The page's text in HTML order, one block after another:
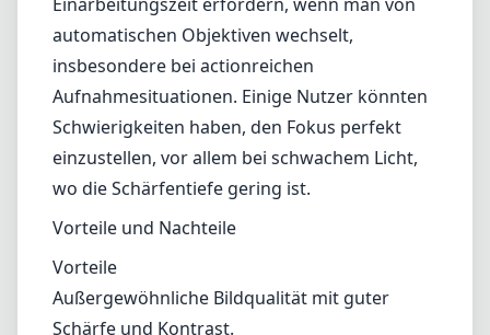
Außergewöhnliche Bildqualität mit guter
Schärfe und Kontrast.
Schöne Farbwiedergabe und minimale
chromatische Aberration.
Solide, ganz aus Metall gefertigte Bauweise
mit einem glatten manuellen Fokusring.
Effektive T*-Beschichtung reduziert
Blendeffekte und Geisterbilder.
Nachteile
Kein Autofokus, was für manche, besonders